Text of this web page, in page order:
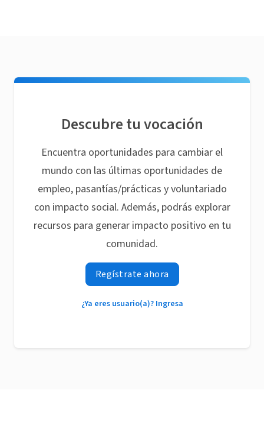
Descubre tu vocación
Encuentra oportunidades para cambiar el
mundo con las últimas oportunidades de
empleo, pasantías/prácticas y voluntariado
con impacto social. Además, podrás explorar
recursos para generar impacto positivo en tu
comunidad.
Regístrate ahora
¿Ya eres usuario(a)? Ingresa